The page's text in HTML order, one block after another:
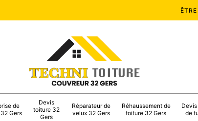
de
Gers
Devis
toiture 32
Gers
Réparateur de
velux 32 Gers
Réhaussement de
toiture 32 Gers
de